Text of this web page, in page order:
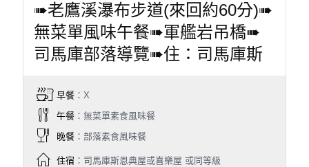
➠老鷹溪瀑布步道(來回約60分)➠
無菜單風味午餐➠軍艦岩吊橋➠
司馬庫部落導覽➠住：司馬庫斯
早餐：X
午餐：無菜單素食風味餐
晚餐：部落素食風味餐
住宿：司馬庫斯恩典屋或喜樂屋 或同等級